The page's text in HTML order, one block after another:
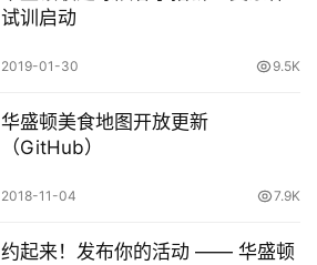
试训启动
2019-01-30 9.5K
华盛顿美食地图开放更新
（GitHub）
2018-11-04 7.9K
约起来！发布你的活动 —— 华盛顿